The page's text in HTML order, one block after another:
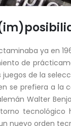
ya en
de
de la
se prefiera a la
Walter
nuevo orden